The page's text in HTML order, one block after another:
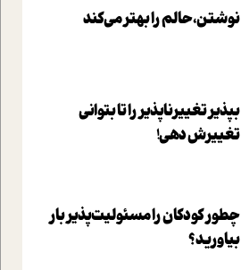
نوشتن، حالم را بهتر می‌کند
بپذير تغييرناپذير را تا بتواني
تغييرش دهي!‏
چطور کودکان را مسئولیت‌پذیر بار
بیاورید؟